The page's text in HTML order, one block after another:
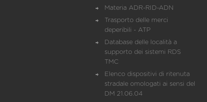
Materia ADR-RID-ADN
Trasporto delle merci
deperibili - ATP
Database delle località a
supporto dei sistemi RDS
TMC
Elenco dispositivi di ritenuta
stradale omologati ai sensi del
DM 21.06.04